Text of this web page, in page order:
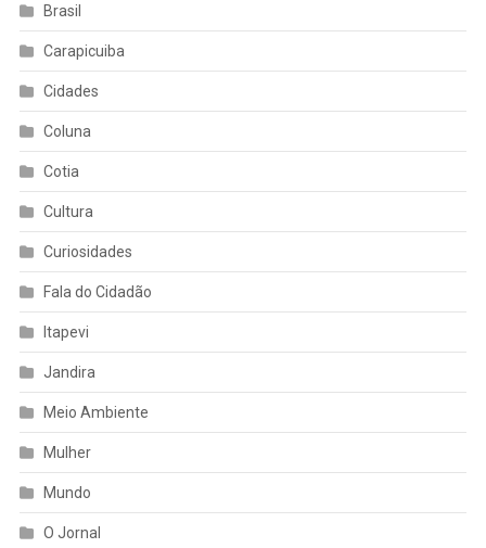
Brasil
Carapicuiba
Cidades
Coluna
Cotia
Cultura
Curiosidades
Fala do Cidadão
Itapevi
Jandira
Meio Ambiente
Mulher
Mundo
O Jornal